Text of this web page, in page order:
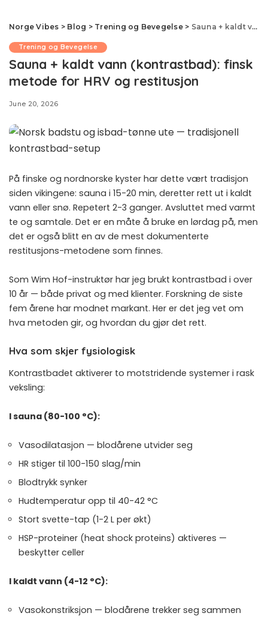
Norge Vibes > Blog > Trening og Bevegelse> Sauna + kaldt vann (kontrastbad): finsk metode for HRV og restitusjon
Trening og Bevegelse
Sauna + kaldt vann (kontrastbad): finsk
metode for HRV og restitusjon
June 20, 2026
På finske og nordnorske kyster har dette vært tradisjon
siden vikingene: sauna i 15-20 min, deretter rett ut i kaldt
vann eller snø. Repetert 2-3 ganger. Avsluttet med varmt
te og samtale. Det er en måte å bruke en lørdag på, men
det er også blitt en av de mest dokumenterte
restitusjons-metodene som finnes.
Som Wim Hof-instruktør har jeg brukt kontrastbad i over
10 år — både privat og med klienter. Forskning de siste
fem årene har modnet markant. Her er det jeg vet om
hva metoden gir, og hvordan du gjør det rett.
Hva som skjer fysiologisk
Kontrastbadet aktiverer to motstridende systemer i rask
veksling:
I sauna (80-100 °C):
Vasodilatasjon — blodårene utvider seg
HR stiger til 100-150 slag/min
Blodtrykk synker
Hudtemperatur opp til 40-42 °C
Stort svette-tap (1-2 L per økt)
HSP-proteiner (heat shock proteins) aktiveres —
beskytter celler
I kaldt vann (4-12 °C):
Vasokonstriksjon — blodårene trekker seg sammen